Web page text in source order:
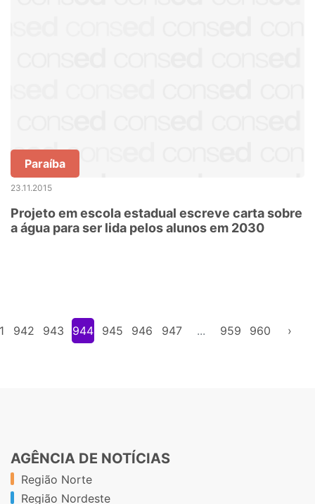
Paraíba
23.11.2015
Projeto em escola estadual escreve carta sobre
a água para ser lida pelos alunos em 2030
942 943 944 945 946 947 ... 959 960 ›
AGÊNCIA DE NOTÍCIAS
Região Norte
Região Nordeste